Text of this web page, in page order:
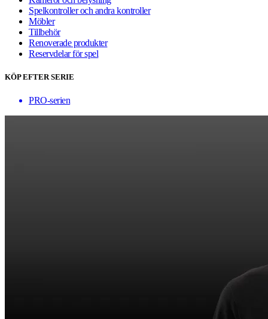
Spelkontroller och andra kontroller
Möbler
Tillbehör
Renoverade produkter
Reservdelar för spel
KÖP EFTER SERIE
PRO-serien